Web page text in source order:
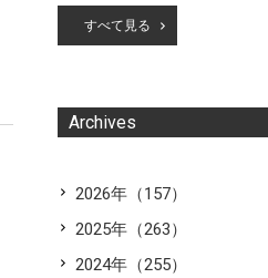
すべて見る
Archives
2026年（157）
2025年（263）
2024年（255）